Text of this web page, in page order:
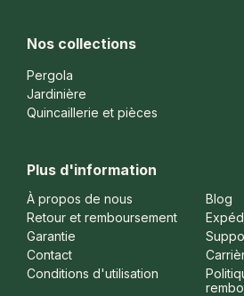
Nos collections
Pergola
Jardinière
Quincaillerie et pièces
Plus d'information
À propos de nous
Blog
Retour et remboursement
Garantie
Contact
Conditions d'utilisation